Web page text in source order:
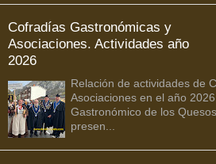
Cofradías Gastronómicas y
Asociaciones. Actividades año
2026
Relación de actividades de
Asociaciones en el año
Gastronómico de los
presen...